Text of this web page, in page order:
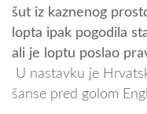
šut iz kaznenog
lopta ipak pogodila
ali je loptu poslao
U nastavku je
šanse pred golom